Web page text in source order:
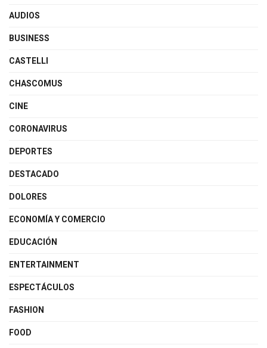
AUDIOS
BUSINESS
CASTELLI
CHASCOMUS
CINE
CORONAVIRUS
DEPORTES
DESTACADO
DOLORES
ECONOMÍA Y COMERCIO
EDUCACIÓN
ENTERTAINMENT
ESPECTÁCULOS
FASHION
FOOD